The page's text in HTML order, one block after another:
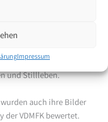
Impressum
Veranstaltungen am
Motiven
und Stillleben.
auch ihre Bilder
der VDMFK bewertet.